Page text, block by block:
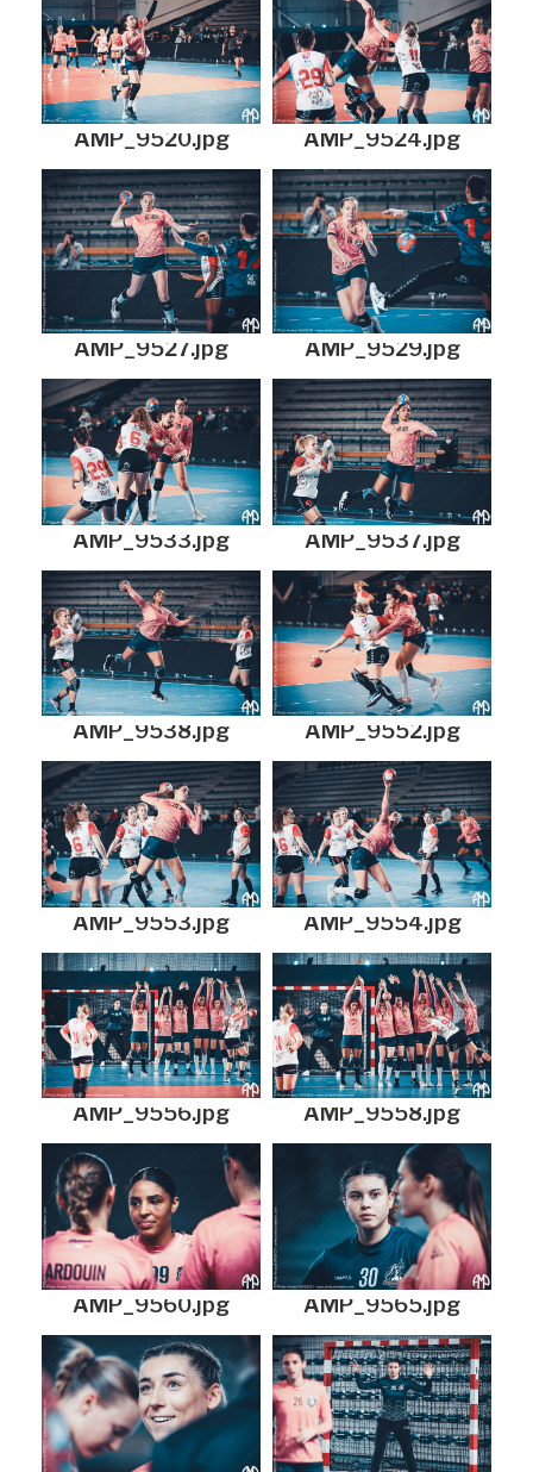
AMP_9520.jpg AMP_9524.jpg
AMP_9527.jpg AMP_9529.jpg
AMP_9533.jpg AMP_9537.jpg
AMP_9538.jpg AMP_9552.jpg
AMP_9553.jpg AMP_9554.jpg
AMP_9556.jpg AMP_9558.jpg
AMP_9560.jpg AMP_9565.jpg